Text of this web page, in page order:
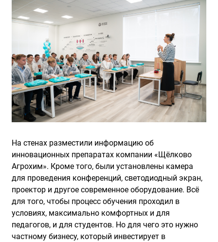
На стенах разместили информацию об
инновационных препаратах компании «Щёлково
Агрохим». Кроме того, были установлены камера
для проведения конференций, светодиодный экран,
проектор и другое современное оборудование. Всё
для того, чтобы процесс обучения проходил в
условиях, максимально комфортных и для
педагогов, и для студентов. Но для чего это нужно
частному бизнесу, который инвестирует в